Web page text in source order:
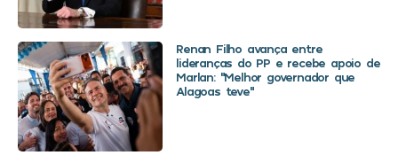
Renan Filho avança entre
lideranças do PP e recebe apoio de
Marlan: “Melhor governador que
Alagoas teve”